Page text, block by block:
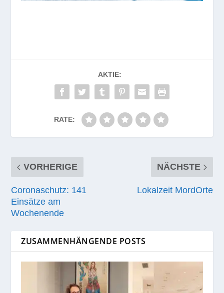
AKTIE:
RATE:
VORHERIGE
Coronaschutz: 141
Einsätze am
Wochenende
NÄCHSTE
Lokalzeit MordOrte​
ZUSAMMENHÄNGENDE POSTS